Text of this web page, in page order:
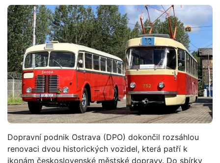
Dopravní podnik Ostrava (DPO) dokončil rozsáhlou
renovaci dvou historických vozidel, která patří k
ikonám československé městské dopravy. Do sbírky